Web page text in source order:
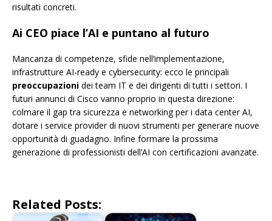
risultati concreti.
Ai CEO piace l’AI e puntano al futuro
Mancanza di competenze, sfide nell’implementazione,
infrastrutture AI-ready e cybersecurity: ecco le principali
preoccupazioni dei team IT e dei dirigenti di tutti i settori. I
futuri annunci di Cisco vanno proprio in questa direzione:
colmare il gap tra sicurezza e networking per i data center AI,
dotare i service provider di nuovi strumenti per generare nuove
opportunità di guadagno. Infine formare la prossima
generazione di professionisti dell’AI con certificazioni avanzate.
Related Posts: